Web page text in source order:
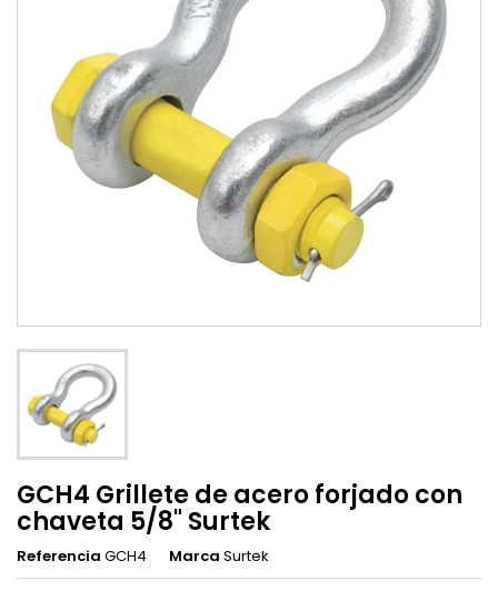
GCH4 Grillete de acero forjado con
chaveta 5/8" Surtek
Referencia GCH4 Marca Surtek